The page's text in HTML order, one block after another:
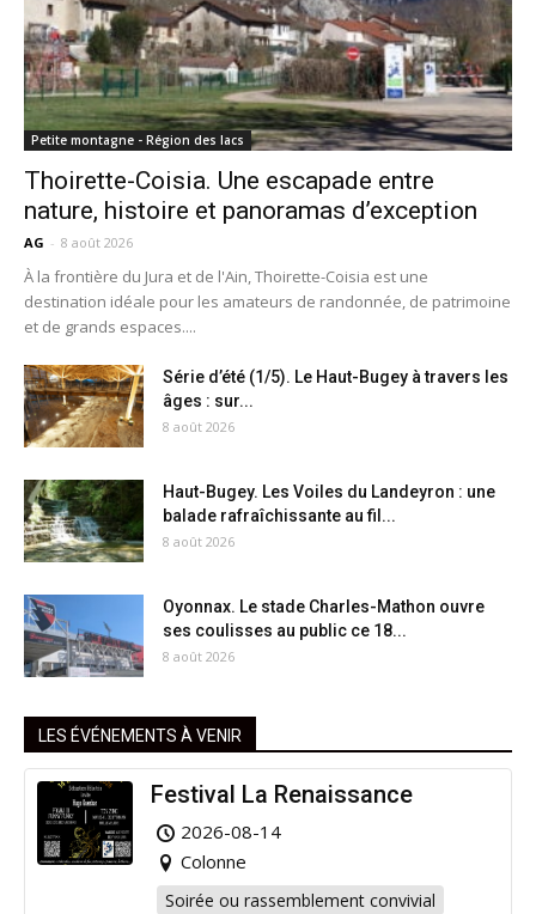
Petite montagne - Région des lacs
Thoirette-Coisia. Une escapade entre
nature, histoire et panoramas d’exception
AG - 8 août 2026
À la frontière du Jura et de l'Ain, Thoirette-Coisia est une
destination idéale pour les amateurs de randonnée, de patrimoine
et de grands espaces....
Série d’été (1/5). Le Haut-Bugey à travers les
âges : sur...
8 août 2026
Haut-Bugey. Les Voiles du Landeyron : une
balade rafraîchissante au fil...
8 août 2026
Oyonnax. Le stade Charles-Mathon ouvre
ses coulisses au public ce 18...
8 août 2026
LES ÉVÉNEMENTS À VENIR
Festival La Renaissance
2026-08-14
Colonne
Soirée ou rassemblement convivial